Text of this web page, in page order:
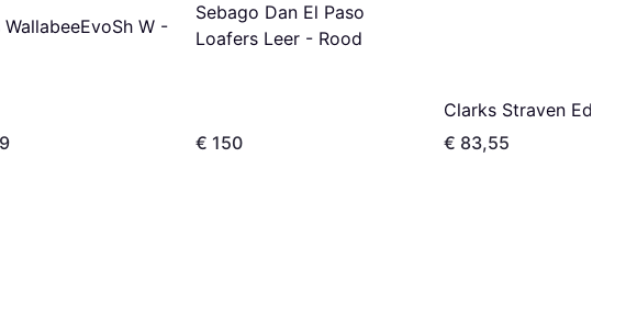
WallabeeEvoSh W -
Sebago Dan El Paso
Loafers Leer - Rood
€ 150
Clarks Straven Edge
€ 83,55